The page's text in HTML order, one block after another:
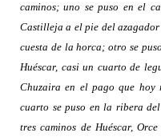
caminos; uno se puso en el
Castilleja a el pie del
cuesta de la horca; otro se
Huéscar, casi un cuarto de
Chuzaira en el pago que
cuarto se puso en la ribera
tres caminos de Huéscar,